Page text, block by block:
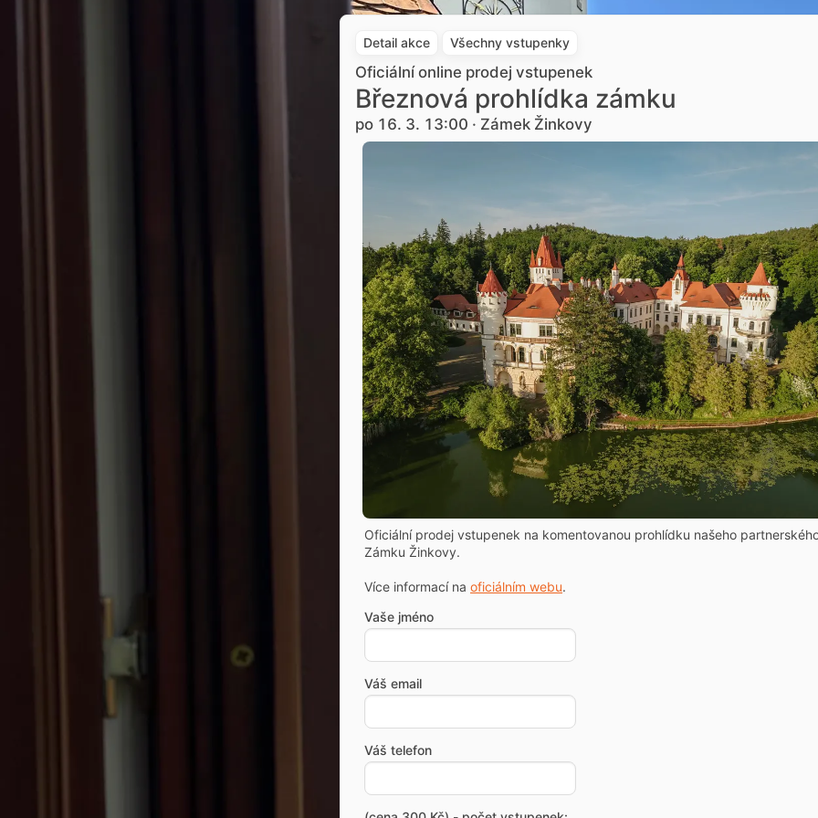
Detail akce Všechny vstupenky
Oficiální online prodej vstupenek
Březnová prohlídka zámku
po 16. 3. 13:00 · Zámek Žinkovy
Oficiální prodej vstupenek na komentovanou prohlídku našeho
Zámku Žinkovy.
Více informací na oficiálním webu.
Vaše jméno
Váš email
Váš telefon